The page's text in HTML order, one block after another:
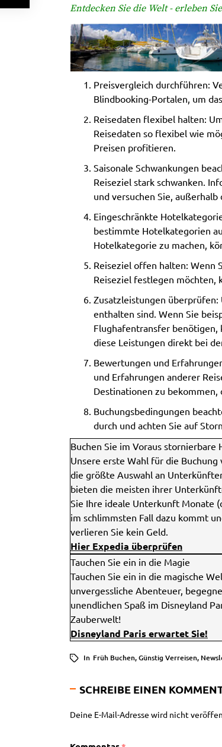
Entdecken Sie die Welt - erleben
Preisvergleich durchführen:
Blindbooking-Portalen, um
Reisedaten flexibel halten:
Reisedaten so flexibel wie
Preisen profitieren.
Saisonale Schwankungen
Reiseziel stark schwanken.
und versuchen Sie, außerhalb
Eingeschränkte
bestimmte Hotelkategorien
Hotelkategorie zu machen,
Reiseziel offen halten: Wenn
Reiseziel festlegen möchten,
Zusatzleistungen
enthalten sind. Wenn Sie
Flughafentransfer benötigen,
diese Leistungen direkt bei
Bewertungen und
und Erfahrungen anderer
Destinationen zu bekommen,
Buchungsbedingungen
durch und achten Sie auf
Buchen Sie im Voraus stornierbare
Unsere erste Wahl für die
die größte Auswahl an
bieten die meisten ihrer
Sie Ihre ideale Unterkunft Monate
im schlimmsten Fall dazu kommt
verlieren Sie kein Geld.
Hier Expedia überprüfen
Tauchen Sie ein in die Magie
Tauchen Sie ein in die magische
unvergessliche Abenteuer,
unendlichen Spaß im Disneyland
Zauberwelt!
Disneyland Paris erwartet Sie!
In Früh Buchen,Günstig Verreisen,
SCHREIBE EINEN
Deine E-Mail-Adresse wird nicht